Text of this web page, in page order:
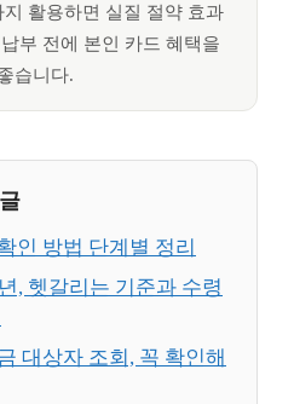
활용하면 실질 절약 효과
부 전에 본인 카드 혜택을
습니다.
인 방법 단계별 정리
, 헷갈리는 기준과 수령
대상자 조회, 꼭 확인해